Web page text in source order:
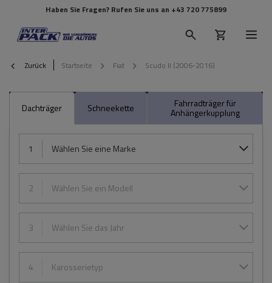
Haben Sie Fragen? Rufen Sie uns an +43 720 775899
Zurück Startseite Fiat Scudo II (2006-2016)
Dachträger Schneekette Fahrradträger für
Anhängerkupplung
1 Wählen Sie eine Marke
2 Wählen Sie ein Modell
3 Wählen Sie das Jahr
4 Karosserietyp